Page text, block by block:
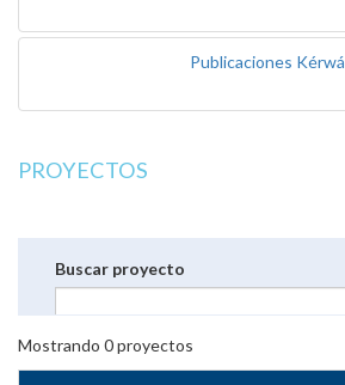
Publicaciones Kérwá
PROYECTOS
Buscar proyecto
Mostrando 0proyectos